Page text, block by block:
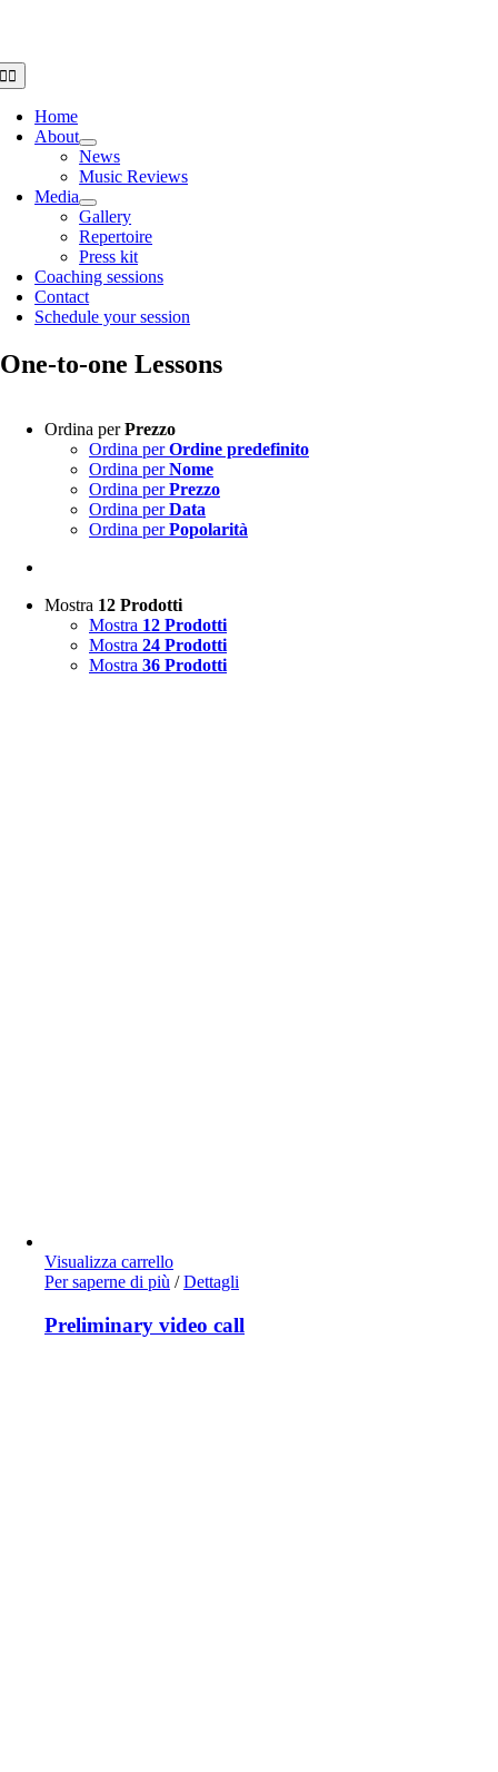
Home
About
News
Music Reviews
Media
Gallery
Repertoire
Press kit
Coaching sessions
Contact
Schedule your session
One-to-one Lessons
Ordina perPrezzo
Ordina perOrdine predefinito
Ordina perNome
Ordina perPrezzo
Ordina perData
Ordina perPopolarità
Mostra 12 Prodotti
Mostra 12 Prodotti
Mostra 24 Prodotti
Mostra 36 Prodotti
Visualizza carrello
Per saperne di più / Dettagli
Preliminary video call